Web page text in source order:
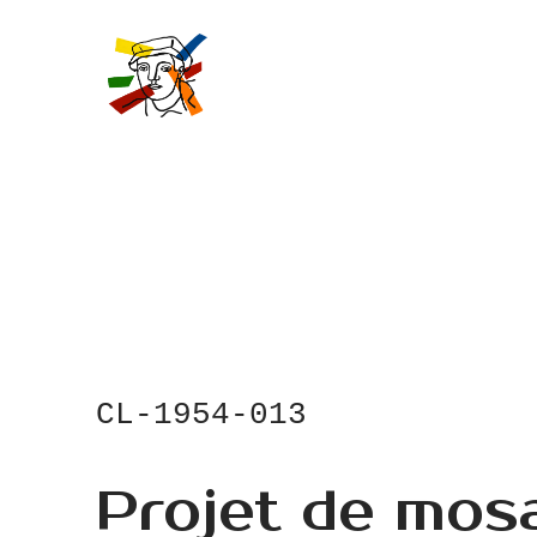
CL-1954-013
Projet de